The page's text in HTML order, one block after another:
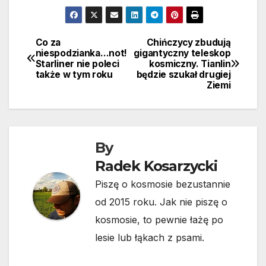
Nawigacja
wpisu
Chińczycy zbudują
gigantyczny teleskop
kosmiczny. Tianlin
będzie szukał drugiej
Ziemi
Co za
niespodzianka…not!
Starliner nie poleci
także w tym roku
By
Radek Kosarzycki
Piszę o kosmosie bezustannie
od 2015 roku. Jak nie piszę o
kosmosie, to pewnie łażę po
lesie lub łąkach z psami.